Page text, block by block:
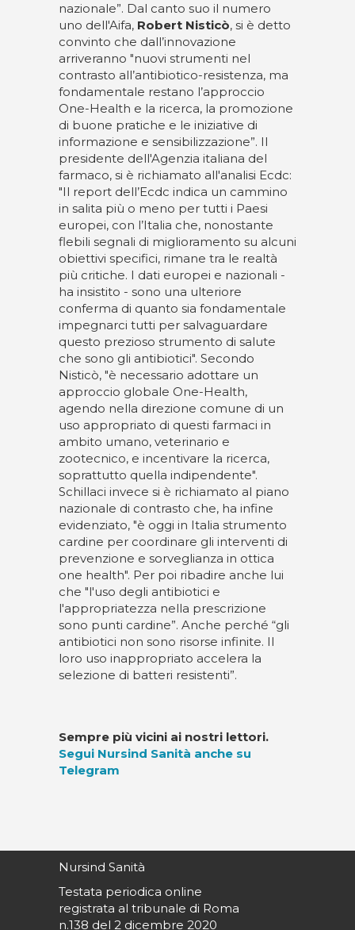
nazionale”. Dal canto suo il numero
uno dell'Aifa, Robert Nisticò, si è detto
convinto che dall’innovazione
arriveranno "nuovi strumenti nel
contrasto all’antibiotico-resistenza, ma
fondamentale restano l’approccio
One-Health e la ricerca, la promozione
di buone pratiche e le iniziative di
informazione e sensibilizzazione”. Il
presidente dell'Agenzia italiana del
farmaco, si è richiamato all'analisi Ecdc:
"Il report dell’Ecdc indica un cammino
in salita più o meno per tutti i Paesi
europei, con l’Italia che, nonostante
flebili segnali di miglioramento su alcuni
obiettivi specifici, rimane tra le realtà
più critiche. I dati europei e nazionali -
ha insistito - sono una ulteriore
conferma di quanto sia fondamentale
impegnarci tutti per salvaguardare
questo prezioso strumento di salute
che sono gli antibiotici". Secondo
Nisticò, "è necessario adottare un
approccio globale One-Health,
agendo nella direzione comune di un
uso appropriato di questi farmaci in
ambito umano, veterinario e
zootecnico, e incentivare la ricerca,
soprattutto quella indipendente".
Schillaci invece si è richiamato al piano
nazionale di contrasto che, ha infine
evidenziato, "è oggi in Italia strumento
cardine per coordinare gli interventi di
prevenzione e sorveglianza in ottica
one health". Per poi ribadire anche lui
che "l'uso degli antibiotici e
l'appropriatezza nella prescrizione
sono punti cardine”. Anche perché “gli
antibiotici non sono risorse infinite. Il
loro uso inappropriato accelera la
selezione di batteri resistenti”.
Sempre più vicini ai nostri lettori.
Segui Nursind Sanità anche su
Telegram
Nursind Sanità
Testata periodica online
registrata al tribunale di Roma
n.138 del 2 dicembre 2020